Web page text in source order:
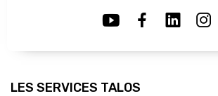
LES SERVICES TALOS